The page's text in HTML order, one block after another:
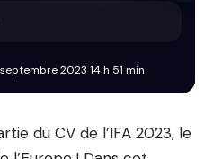
2023 14 h 51 min
du CV de l’IFA 2023, le